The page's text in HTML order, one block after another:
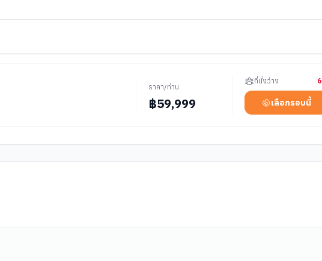
ราคา/ท่าน
฿59,999
ที่นั่งว่าง 6
เลือกรอบนี้